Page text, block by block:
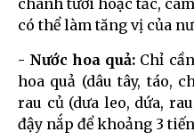
chanh tươi hoặc tắc,
có thể làm tăng vị của
- Nước hoa quả: Chỉ
hoa quả (dâu tây, táo,
rau củ (dưa leo, dứa,
đậy nắp để khoảng 3